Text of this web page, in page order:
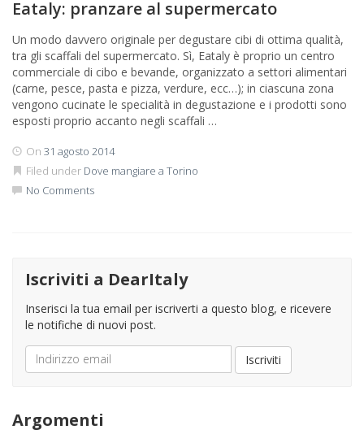
Eataly: pranzare al supermercato
Un modo davvero originale per degustare cibi di ottima qualità,
tra gli scaffali del supermercato. Sì, Eataly è proprio un centro
commerciale di cibo e bevande, organizzato a settori alimentari
(carne, pesce, pasta e pizza, verdure, ecc…); in ciascuna zona
vengono cucinate le specialità in degustazione e i prodotti sono
esposti proprio accanto negli scaffali …
On 31 agosto 2014
Filed under Dove mangiare a Torino
No Comments
Iscriviti a DearItaly
Inserisci la tua email per iscriverti a questo blog, e ricevere
le notifiche di nuovi post.
Indirizzo
email
Iscriviti
Argomenti